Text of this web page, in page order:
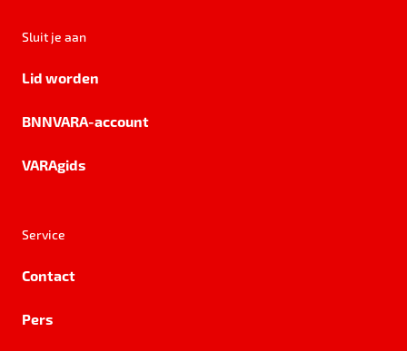
Sluit je aan
Lid worden
BNNVARA-account
VARAgids
Service
Contact
Pers